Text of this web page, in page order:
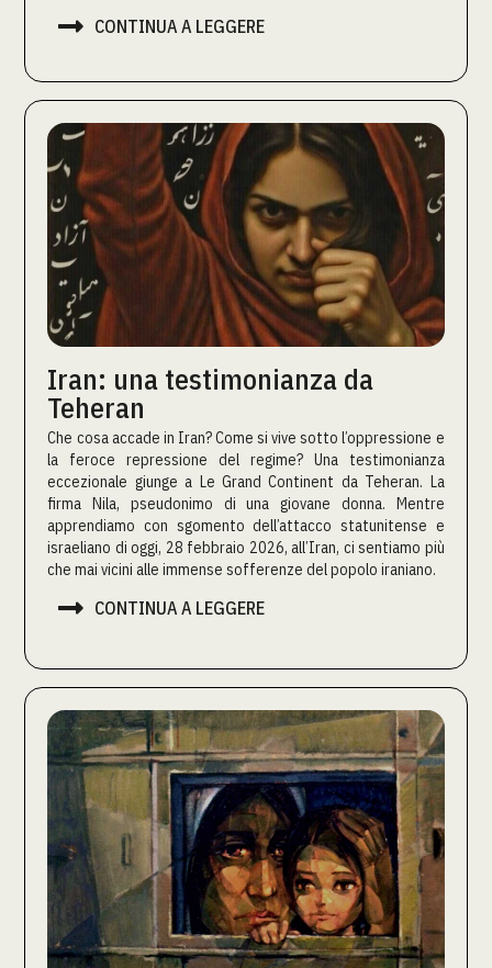
 CONTINUA A LEGGERE
Iran: una testimonianza da
Teheran
Che cosa accade in Iran? Come si vive sotto l’oppressione e
la feroce repressione del regime? Una testimonianza
eccezionale giunge a Le Grand Continent da Teheran. La
firma Nila, pseudonimo di una giovane donna. Mentre
apprendiamo con sgomento dell’attacco statunitense e
israeliano di oggi, 28 febbraio 2026, all’Iran, ci sentiamo più
che mai vicini alle immense sofferenze del popolo iraniano.
 CONTINUA A LEGGERE